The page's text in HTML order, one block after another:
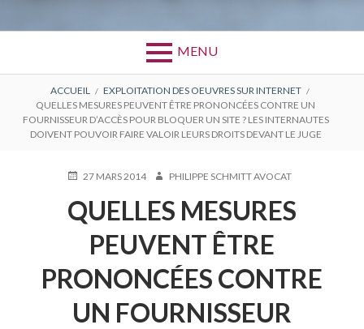
MENU
FIL
D'ARIANE
ACCUEIL
EXPLOITATION DES OEUVRES SUR INTERNET
QUELLES MESURES PEUVENT ÊTRE PRONONCÉES CONTRE UN
FOURNISSEUR D’ACCÈS POUR BLOQUER UN SITE ? LES INTERNAUTES
DOIVENT POUVOIR FAIRE VALOIR LEURS DROITS DEVANT LE JUGE
PUBLIÉ27 MARS 2014 AUTEURPHILIPPE SCHMITT AVOCAT
QUELLES MESURES
PEUVENT ÊTRE
PRONONCÉES CONTRE
UN FOURNISSEUR